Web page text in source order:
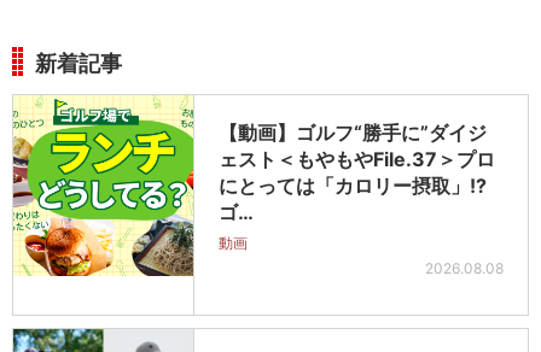
新着記事
【動画】ゴルフ“勝手に”ダイジ
ェスト＜もやもやFile.37＞プロ
にとっては「カロリー摂取」!?
ゴ…
動画
2026.08.08